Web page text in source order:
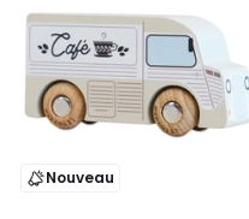
Nouveau